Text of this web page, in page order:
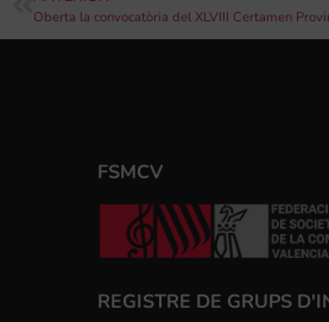
Oberta la convocatòria del XLVIII Certamen
FSMCV
REGISTRE DE GRUPS